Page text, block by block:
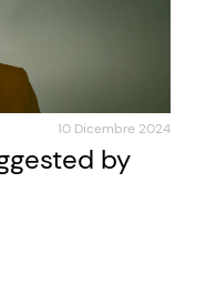
10 Dicembre 2024
by